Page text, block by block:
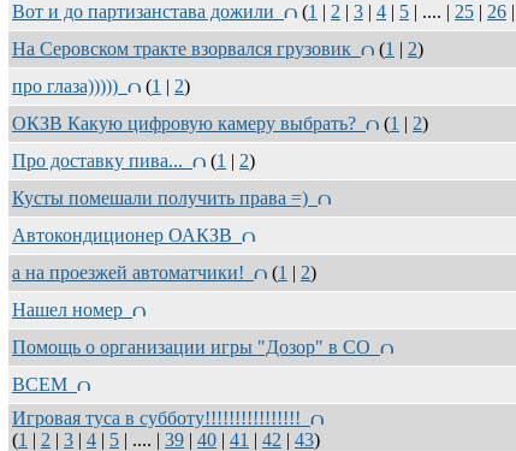
Вот и до партизанстава дожили
(1 | 2 | 3 | 4 | 5 | .... | 25 | 26 |
На Серовском тракте взорвался грузовик
(1 | 2)
про глаза)))))
(1 | 2)
ОКЗВ Какую цифровую камеру выбрать?
(1 | 2)
Про доставку пива...
(1 | 2)
Кусты помешали получить права =)
Автокондиционер ОАКЗВ
а на проезжей автоматчики!
(1 | 2)
Нашел номер
Помощь о организации игры "Дозор" в СО
ВСЕМ
Игровая туса в субботу!!!!!!!!!!!!!!!!
(1 | 2 | 3 | 4 | 5 | .... | 39 | 40 | 41 | 42 | 43)